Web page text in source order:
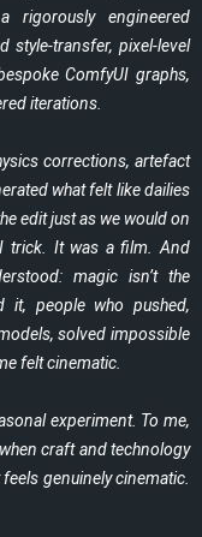
rigorously engineered
style-transfer, pixel-level
ComfyUI graphs,
iterations.
corrections, artefact
what felt like dailies
edit just as we would on
trick. It was a film. And
magic isn’t the
it, people who pushed,
solved impossible
felt cinematic.
experiment. To me,
craft and technology
genuinely cinematic.